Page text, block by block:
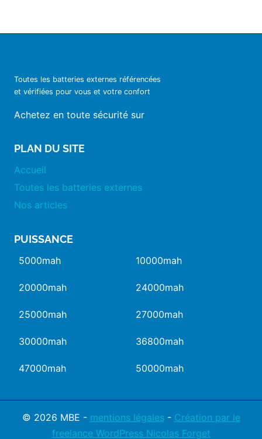
Toutes les batteries externes référencées
et vérifiées pour vous et votre confort
Achetez en toute sécurité sur
PLAN DU SITE
Accueil
Toutes les batteries externes
Nos articles
PUISSANCE
5000mah 10000mah
20000mah 24000mah
25000mah 27000mah
30000mah 36800mah
47000mah 50000mah
© 2026 MBE - mentions légales- Création par le
freelance WordPress Nicolas Forget